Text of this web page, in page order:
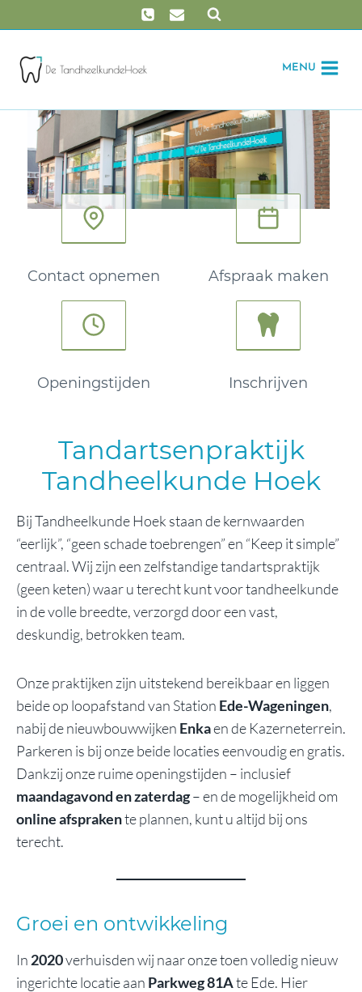
naar
inhoud
MENU
AFSPRAAK MAKEN
Contact opnemen Afspraak maken
OPENINGSTIJDEN
Openingstijden Inschrijven
Tandartsenpraktijk
Tandheelkunde Hoek
Bij Tandheelkunde Hoek staan de kernwaarden
“eerlijk”, “geen schade toebrengen” en “Keep it simple”
centraal. Wij zijn een zelfstandige tandartspraktijk
(geen keten) waar u terecht kunt voor tandheelkunde
in de volle breedte, verzorgd door een vast,
deskundig, betrokken team.
Onze praktijken zijn uitstekend bereikbaar en liggen
beide op loopafstand van Station Ede-Wageningen,
nabij de nieuwbouwwijken Enkaen de Kazerneterrein.
Parkeren is bij onze beide locaties eenvoudig en gratis.
Dankzij onze ruime openingstijden – inclusief
maandagavond en zaterdag– en de mogelijkheid om
online afsprakente plannen, kunt u altijd bij ons
terecht.
Groei en ontwikkeling
In 2020verhuisden wij naar onze toen volledig nieuw
ingerichte locatie aan Parkweg 81Ate Ede. Hier